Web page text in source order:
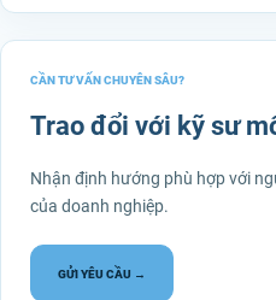
CẦN TƯ VẤN CHUYÊN SÂU?
Trao đổi với kỹ sư
Nhận định hướng phù hợp với
của doanh nghiệp.
GỬI YÊU CẦU →